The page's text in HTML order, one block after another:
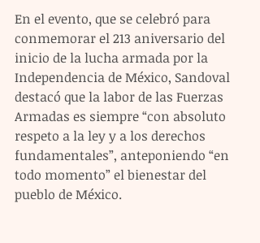
En el evento, que se celebró para
conmemorar el 213 aniversario del
inicio de la lucha armada por la
Independencia de México, Sandoval
destacó que la labor de las Fuerzas
Armadas es siempre “con absoluto
respeto a la ley y a los derechos
fundamentales”, anteponiendo “en
todo momento” el bienestar del
pueblo de México.